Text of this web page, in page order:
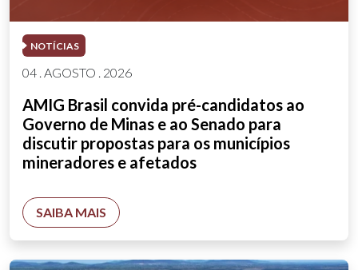
NOTÍCIAS
04 . AGOSTO . 2026
AMIG Brasil convida pré-candidatos ao
Governo de Minas e ao Senado para
discutir propostas para os municípios
mineradores e afetados
SAIBA MAIS